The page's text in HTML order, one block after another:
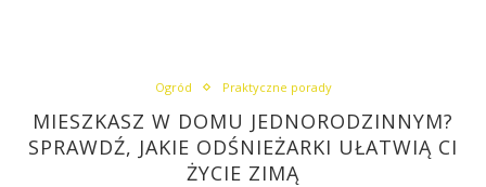
Ogród Praktyczne porady
MIESZKASZ W DOMU JEDNORODZINNYM?
SPRAWDŹ, JAKIE ODŚNIEŻARKI UŁATWIĄ CI
ŻYCIE ZIMĄ